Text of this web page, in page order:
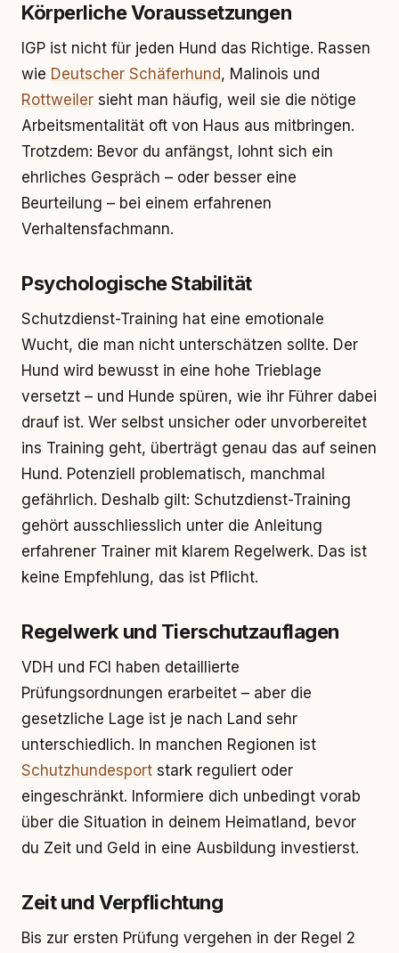
Körperliche Voraussetzungen
IGP ist nicht für jeden Hund das Richtige. Rassen
wie Deutscher Schäferhund, Malinois und
Rottweiler sieht man häufig, weil sie die nötige
Arbeitsmentalität oft von Haus aus mitbringen.
Trotzdem: Bevor du anfängst, lohnt sich ein
ehrliches Gespräch – oder besser eine
Beurteilung – bei einem erfahrenen
Verhaltensfachmann.
Psychologische Stabilität
Schutzdienst-Training hat eine emotionale
Wucht, die man nicht unterschätzen sollte. Der
Hund wird bewusst in eine hohe Trieblage
versetzt – und Hunde spüren, wie ihr Führer dabei
drauf ist. Wer selbst unsicher oder unvorbereitet
ins Training geht, überträgt genau das auf seinen
Hund. Potenziell problematisch, manchmal
gefährlich. Deshalb gilt: Schutzdienst-Training
gehört ausschliesslich unter die Anleitung
erfahrener Trainer mit klarem Regelwerk. Das ist
keine Empfehlung, das ist Pflicht.
Regelwerk und Tierschutzauflagen
VDH und FCI haben detaillierte
Prüfungsordnungen erarbeitet – aber die
gesetzliche Lage ist je nach Land sehr
unterschiedlich. In manchen Regionen ist
Schutzhundesport stark reguliert oder
eingeschränkt. Informiere dich unbedingt vorab
über die Situation in deinem Heimatland, bevor
du Zeit und Geld in eine Ausbildung investierst.
Zeit und Verpflichtung
Bis zur ersten Prüfung vergehen in der Regel 2